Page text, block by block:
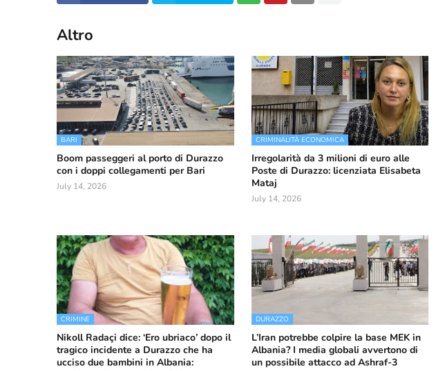
Altro
BARI
Boom passeggeri al porto di Durazzo
con i doppi collegamenti per Bari
July 14, 2026
CRIMINALITÀ ECONOMICA
Irregolarità da 3 milioni di euro alle
Poste di Durazzo: licenziata Elisabeta
Mataj
July 14, 2026
CRIMINE
Nikoll Radaçi dice: ‘Ero ubriaco’ dopo il
tragico incidente a Durazzo che ha
ucciso due bambini in Albania:
DURAZZO
L’Iran potrebbe colpire la base MEK in
Albania? I media globali avvertono di
un possibile attacco ad Ashraf-3